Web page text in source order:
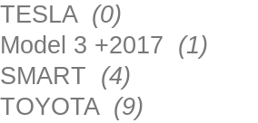
TESLA (0)
Model 3 +2017 (1)
SMART (4)
TOYOTA (9)